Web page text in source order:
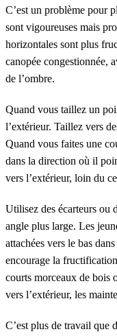
C’est un problème pour
sont vigoureuses mais
horizontales sont plus
canopée congestionnée,
de l’ombre.
Quand vous taillez un
l’extérieur. Taillez vers
Quand vous faites une
dans la direction où il
vers l’extérieur, loin du
Utilisez des écarteurs ou
angle plus large. Les
attachées vers le bas
encourage la
courts morceaux de bois
vers l’extérieur, les
C’est plus de travail que